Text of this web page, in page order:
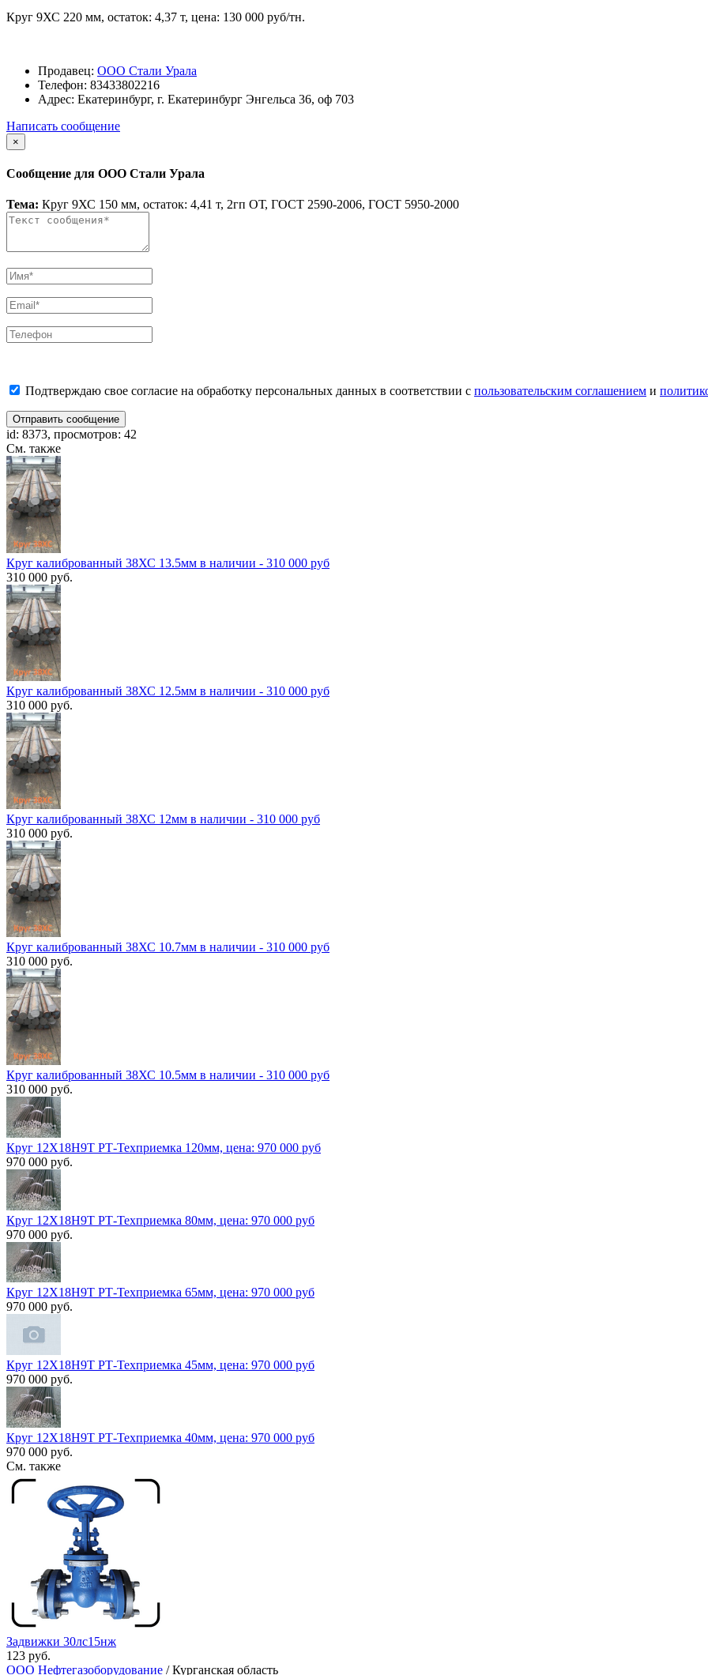
Круг 9ХС 220 мм, остаток: 4,37 т, цена: 130 000 руб/тн.
Продавец: ООО Стали Урала
Телефон: 83433802216
Адрес: Екатеринбург, г. Екатеринбург Энгельса 36, оф 703
Написать сообщение
×
Сообщение для ООО Стали Урала
Тема: Круг 9ХС 150 мм, остаток: 4,41 т, 2гп ОТ, ГОСТ 2590-2006, ГОСТ 5950-2000
Подтверждаю свое согласие на обработку персональных данных в соответствии с пользовательским соглашением и
Отправить сообщение
id: 8373, просмотров: 42
См. также
Круг калиброванный 38ХС 13.5мм в наличии - 310 000 руб
310 000 руб.
Круг калиброванный 38ХС 12.5мм в наличии - 310 000 руб
310 000 руб.
Круг калиброванный 38ХС 12мм в наличии - 310 000 руб
310 000 руб.
Круг калиброванный 38ХС 10.7мм в наличии - 310 000 руб
310 000 руб.
Круг калиброванный 38ХС 10.5мм в наличии - 310 000 руб
310 000 руб.
Круг 12Х18Н9Т РТ-Техприемка 120мм, цена: 970 000 руб
970 000 руб.
Круг 12Х18Н9Т РТ-Техприемка 80мм, цена: 970 000 руб
970 000 руб.
Круг 12Х18Н9Т РТ-Техприемка 65мм, цена: 970 000 руб
970 000 руб.
Круг 12Х18Н9Т РТ-Техприемка 45мм, цена: 970 000 руб
970 000 руб.
Круг 12Х18Н9Т РТ-Техприемка 40мм, цена: 970 000 руб
970 000 руб.
См. также
Задвижки 30лс15нж
123 руб.
ООО Нефтегазоборудование / Курганская область